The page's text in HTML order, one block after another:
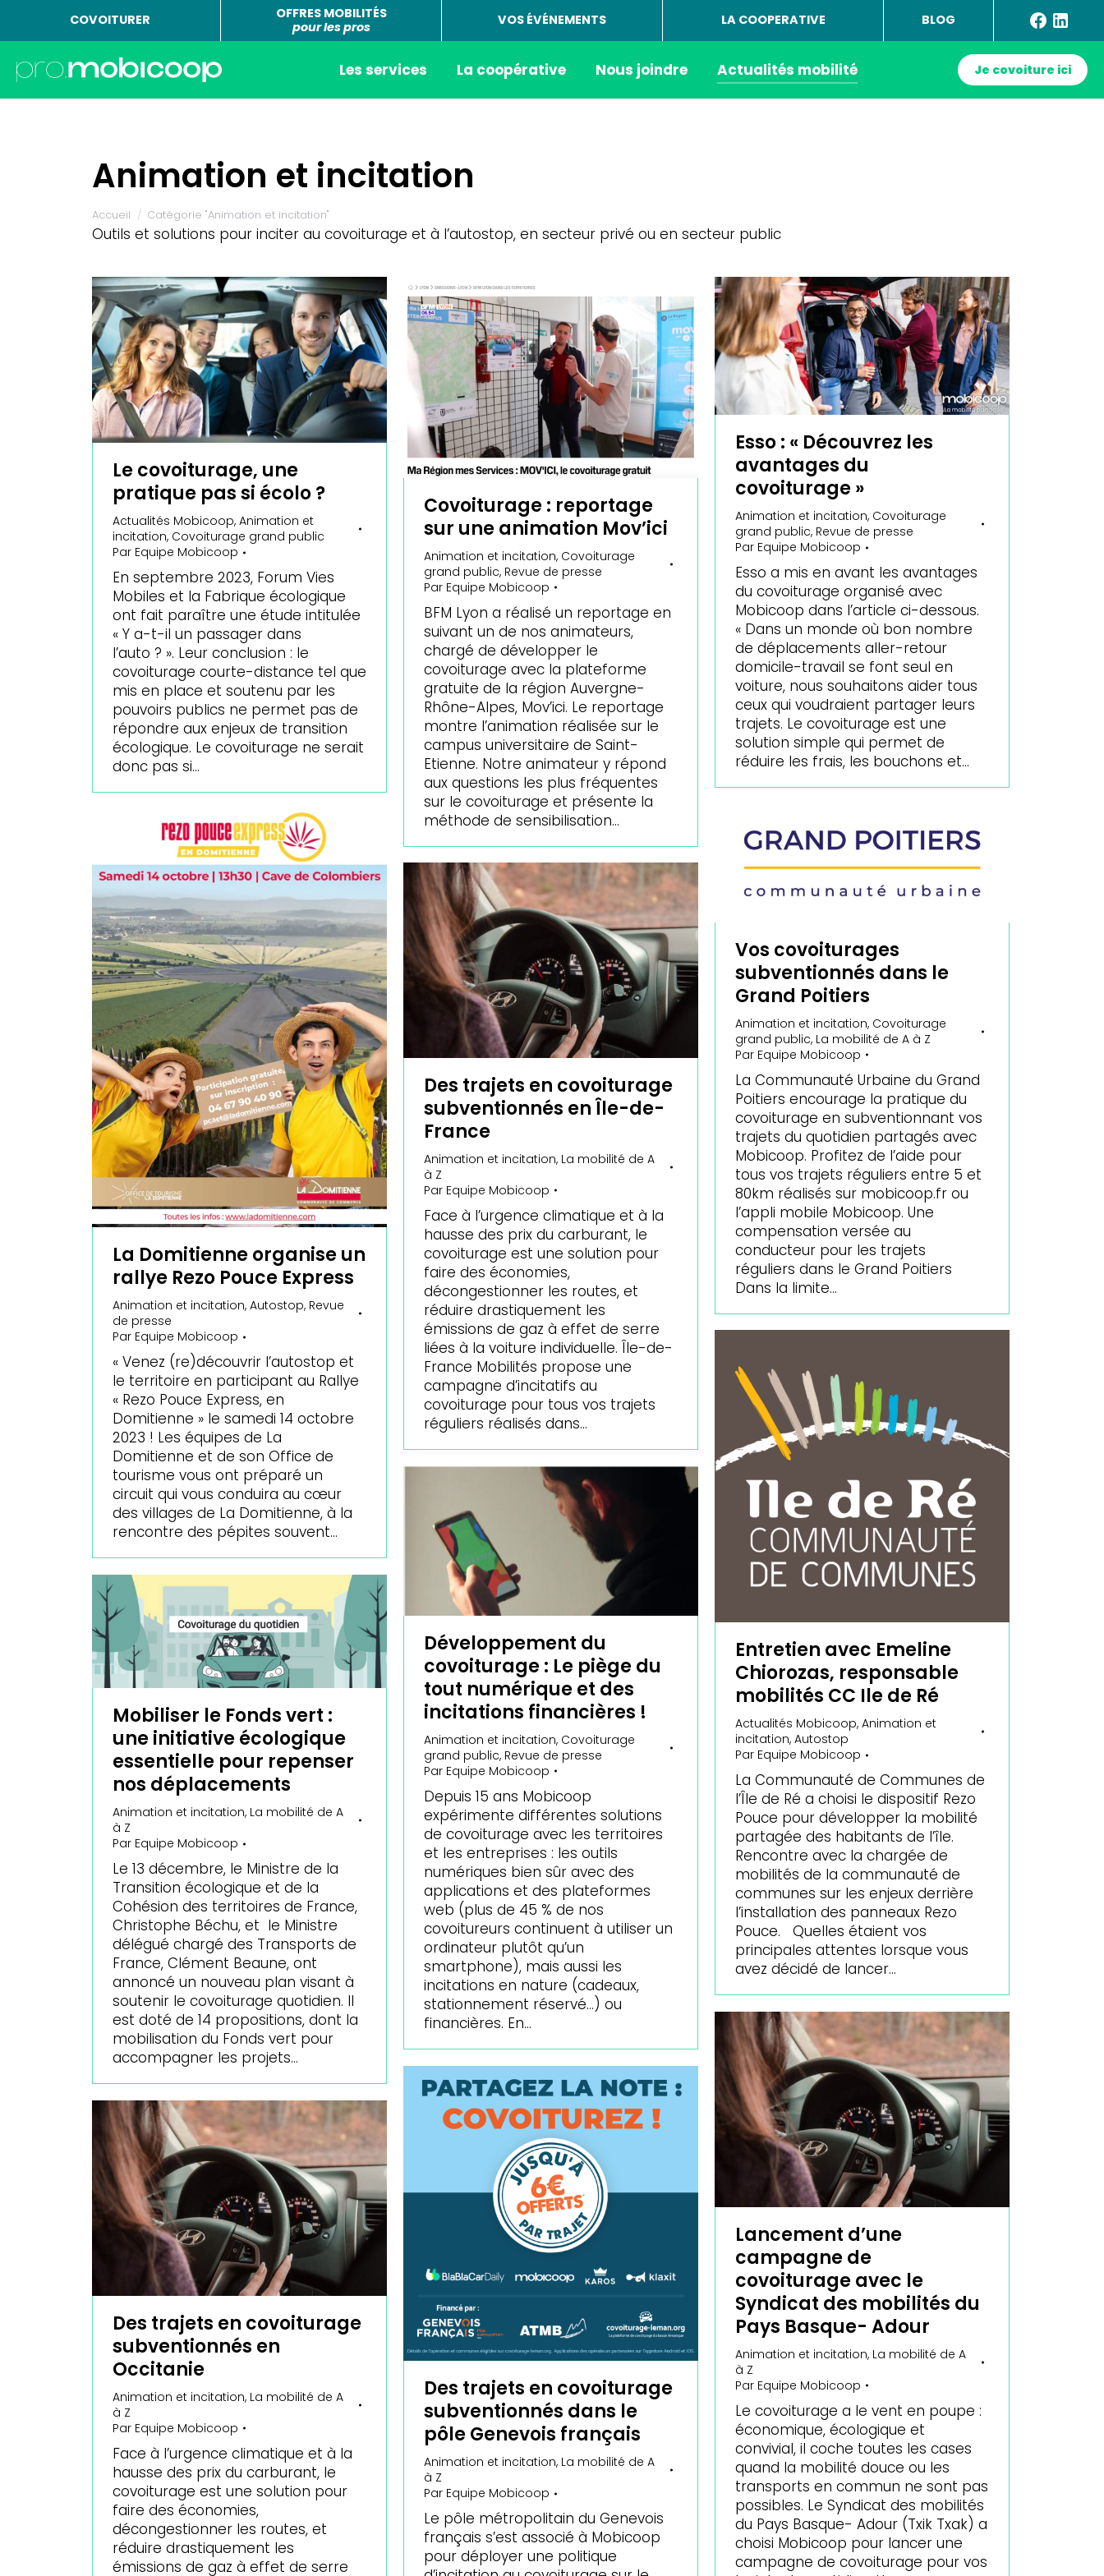
COVOITURER
OFFRES MOBILITÉS
pour les pros
VOS ÉVÉNEMENTS LA COOPERATIVE BLOG
Les services La coopérative Nous joindre Actualités mobilité Je covoiture ici
Animation et incitation
Vous êtes ici :
Accueil Catégorie "Animation et incitation"
Outils et solutions pour inciter au covoiturage et à l’autostop, en secteur privé ou en secteur public
Le covoiturage, une
pratique pas si écolo ?
Actualités Mobicoop, Animation et
incitation, Covoiturage grand public
Par Equipe Mobicoop
En septembre 2023, Forum Vies
Mobiles et la Fabrique écologique
ont fait paraître une étude intitulée
« Y a-t-il un passager dans
l’auto ? ». Leur conclusion : le
covoiturage courte-distance tel que
mis en place et soutenu par les
pouvoirs publics ne permet pas de
répondre aux enjeux de transition
écologique. Le covoiturage ne serait
donc pas si…
Covoiturage : reportage
sur une animation Mov’ici
Animation et incitation, Covoiturage
grand public, Revue de presse
Par Equipe Mobicoop
BFM Lyon a réalisé un reportage en
suivant un de nos animateurs,
chargé de développer le
covoiturage avec la plateforme
gratuite de la région Auvergne-
Rhône-Alpes, Mov’ici. Le reportage
montre l’animation réalisée sur le
campus universitaire de Saint-
Etienne. Notre animateur y répond
aux questions les plus fréquentes
sur le covoiturage et présente la
méthode de sensibilisation…
Esso : « Découvrez les
avantages du
covoiturage »
Animation et incitation, Covoiturage
grand public, Revue de presse
Par Equipe Mobicoop
Esso a mis en avant les avantages
du covoiturage organisé avec
Mobicoop dans l’article ci-dessous.
« Dans un monde où bon nombre
de déplacements aller-retour
domicile-travail se font seul en
voiture, nous souhaitons aider tous
ceux qui voudraient partager leurs
trajets. Le covoiturage est une
solution simple qui permet de
réduire les frais, les bouchons et…
Vos covoiturages
subventionnés dans le
Grand Poitiers
Animation et incitation, Covoiturage
grand public, La mobilité de A à Z
Par Equipe Mobicoop
La Communauté Urbaine du Grand
Poitiers encourage la pratique du
covoiturage en subventionnant vos
trajets du quotidien partagés avec
Mobicoop. Profitez de l’aide pour
tous vos trajets réguliers entre 5 et
80km réalisés sur mobicoop.fr ou
l’appli mobile Mobicoop. Une
compensation versée au
conducteur pour les trajets
réguliers dans le Grand Poitiers
Dans la limite…
La Domitienne organise un
rallye Rezo Pouce Express
Animation et incitation, Autostop, Revue
de presse
Par Equipe Mobicoop
« Venez (re)découvrir l’autostop et
le territoire en participant au Rallye
« Rezo Pouce Express, en
Domitienne » le samedi 14 octobre
2023 ! Les équipes de La
Domitienne et de son Office de
tourisme vous ont préparé un
circuit qui vous conduira au cœur
des villages de La Domitienne, à la
rencontre des pépites souvent…
Des trajets en covoiturage
subventionnés en Île-de-
France
Animation et incitation, La mobilité de A
à Z
Par Equipe Mobicoop
Face à l’urgence climatique et à la
hausse des prix du carburant, le
covoiturage est une solution pour
faire des économies,
décongestionner les routes, et
réduire drastiquement les
émissions de gaz à effet de serre
liées à la voiture individuelle. Île-de-
France Mobilités propose une
campagne d’incitatifs au
covoiturage pour tous vos trajets
réguliers réalisés dans…
Entretien avec Emeline
Chiorozas, responsable
mobilités CC Ile de Ré
Actualités Mobicoop, Animation et
incitation, Autostop
Par Equipe Mobicoop
La Communauté de Communes de
l’Île de Ré a choisi le dispositif Rezo
Pouce pour développer la mobilité
partagée des habitants de l’île.
Rencontre avec la chargée de
mobilités de la communauté de
communes sur les enjeux derrière
l’installation des panneaux Rezo
Pouce. Quelles étaient vos
principales attentes lorsque vous
avez décidé de lancer…
Développement du
covoiturage : Le piège du
tout numérique et des
incitations financières !
Animation et incitation, Covoiturage
grand public, Revue de presse
Par Equipe Mobicoop
Depuis 15 ans Mobicoop
expérimente différentes solutions
de covoiturage avec les territoires
et les entreprises : les outils
numériques bien sûr avec des
applications et des plateformes
web (plus de 45 % de nos
covoitureurs continuent à utiliser un
ordinateur plutôt qu’un
smartphone), mais aussi les
incitations en nature (cadeaux,
stationnement réservé…) ou
financières. En…
Mobiliser le Fonds vert :
une initiative écologique
essentielle pour repenser
nos déplacements
Animation et incitation, La mobilité de A
à Z
Par Equipe Mobicoop
Le 13 décembre, le Ministre de la
Transition écologique et de la
Cohésion des territoires de France,
Christophe Béchu, et le Ministre
délégué chargé des Transports de
France, Clément Beaune, ont
annoncé un nouveau plan visant à
soutenir le covoiturage quotidien. Il
est doté de 14 propositions, dont la
mobilisation du Fonds vert pour
accompagner les projets…
Lancement d’une
campagne de
covoiturage avec le
Syndicat des mobilités du
Pays Basque- Adour
Animation et incitation, La mobilité de A
à Z
Par Equipe Mobicoop
Le covoiturage a le vent en poupe :
économique, écologique et
convivial, il coche toutes les cases
quand la mobilité douce ou les
transports en commun ne sont pas
possibles. Le Syndicat des mobilités
du Pays Basque- Adour (Txik Txak) a
choisi Mobicoop pour lancer une
campagne de covoiturage pour vos
Des trajets en covoiturage
subventionnés dans le
pôle Genevois français
Animation et incitation, La mobilité de A
à Z
Par Equipe Mobicoop
Le pôle métropolitain du Genevois
français s’est associé à Mobicoop
pour déployer une politique
Des trajets en covoiturage
subventionnés en
Occitanie
Animation et incitation, La mobilité de A
à Z
Par Equipe Mobicoop
Face à l’urgence climatique et à la
hausse des prix du carburant, le
covoiturage est une solution pour
faire des économies,
décongestionner les routes, et
réduire drastiquement les
émissions de gaz à effet de serre